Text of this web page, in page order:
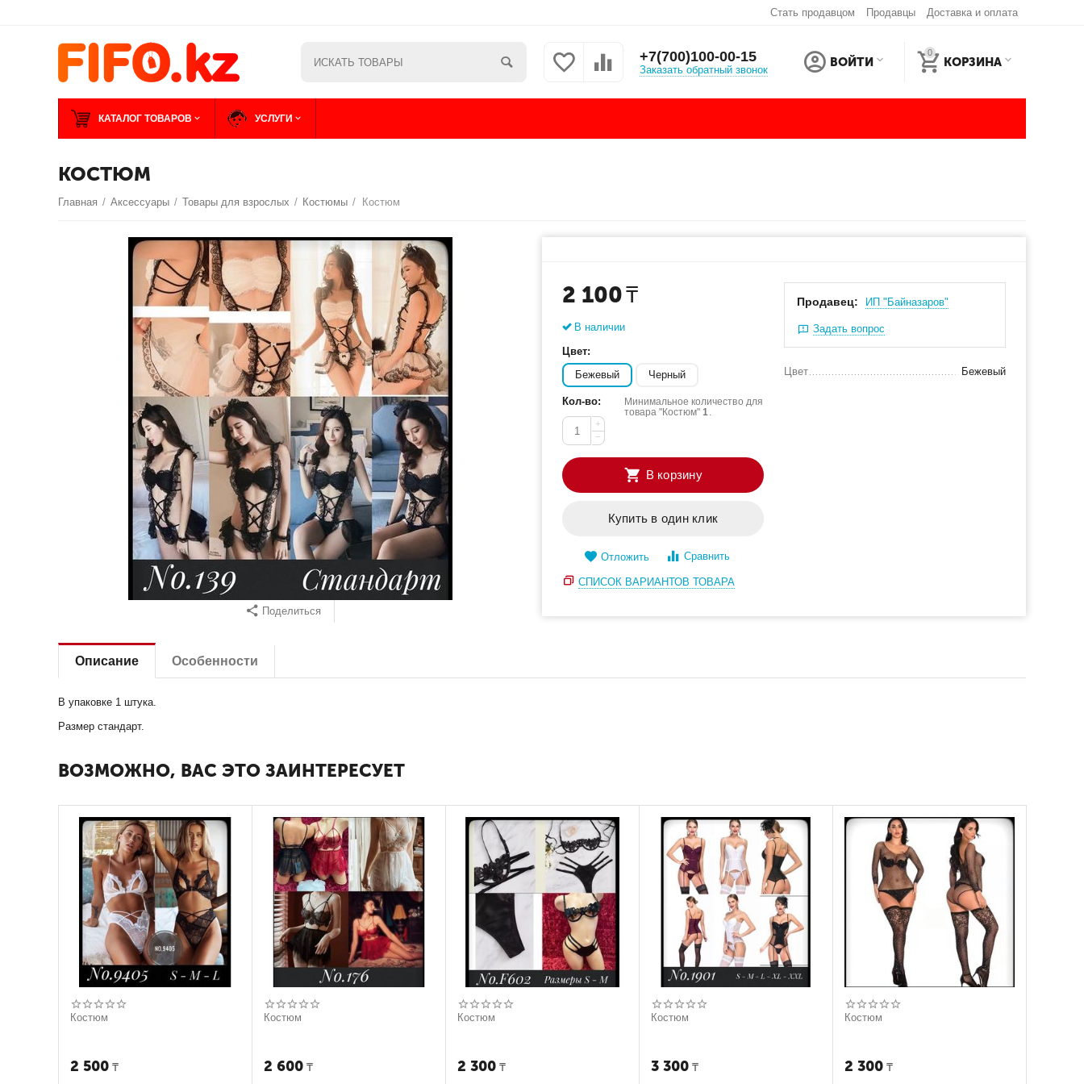
Стать продавцом Продавцы Доставка и оплата
+7(700)100-00-15
Заказать обратный звонок
ВОЙТИ
0
КОРЗИНА
КАТАЛОГ ТОВАРОВ УСЛУГИ
КОСТЮМ
Главная / Аксессуары / Товары для взрослых / Костюмы / Костюм
Поделиться
2 100 ₸
В наличии
Цвет:
Бежевый
Черный
Кол-во:
+
−
Минимальное количество для
товара "Костюм"1.
В корзину
Купить в один клик
Отложить Сравнить
Продавец: ИП "Байназаров"
Задать вопрос
Цвет Бежевый
СПИСОК ВАРИАНТОВ ТОВАРА
Описание Особенности
В упаковке 1 штука.
Размер стандарт.
ВОЗМОЖНО, ВАС ЭТО ЗАИНТЕРЕСУЕТ
Костюм
2 500 ₸
Костюм
2 600 ₸
Костюм
2 300 ₸
Костюм
3 300 ₸
Костюм
2 300 ₸